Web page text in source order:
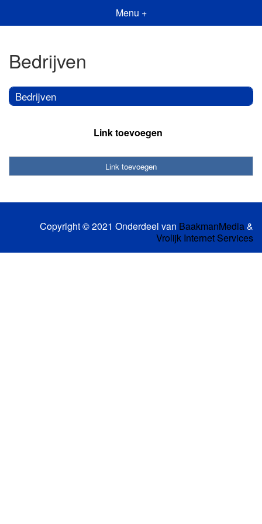
Menu +
Bedrijven
Bedrijven
Link toevoegen
Link toevoegen
Copyright © 2021 Onderdeel van BaakmanMedia&
Vrolijk Internet Services